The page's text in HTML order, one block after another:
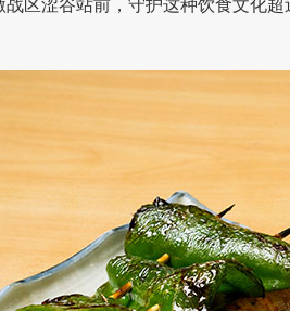
区涩谷站前，守护这种饮食文化